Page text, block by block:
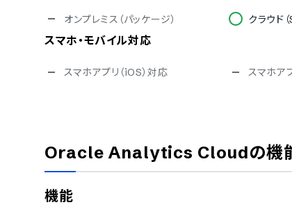
オンプレミス（パッケージ） クラウド（
スマホ・モバイル対応
スマホアプリ（iOS）対応 スマホア
シングルサインオン
対応言語
中国語
Oracle Analytics Cloudの機
機能